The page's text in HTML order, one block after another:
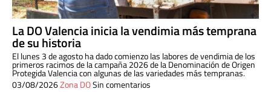
La DO Valencia inicia la vendimia más temprana
de su historia
El lunes 3 de agosto ha dado comienzo las labores de vendimia de los
primeros racimos de la campaña 2026 de la Denominación de Origen
Protegida Valencia con algunas de las variedades más tempranas.
03/08/2026Zona DOSin comentarios